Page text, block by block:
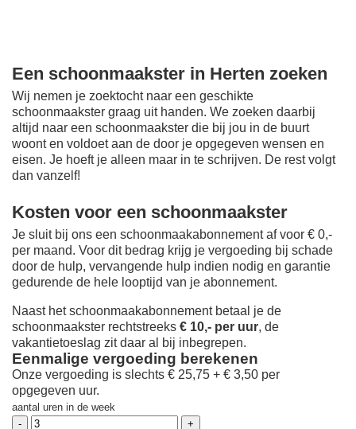
Een schoonmaakster in Herten zoeken
Wij nemen je zoektocht naar een geschikte
schoonmaakster graag uit handen. We zoeken daarbij
altijd naar een schoonmaakster die bij jou in de buurt
woont en voldoet aan de door je opgegeven wensen en
eisen. Je hoeft je alleen maar in te schrijven. De rest volgt
dan vanzelf!
Kosten voor een schoonmaakster
Je sluit bij ons een schoonmaakabonnement af voor € 0,-
per maand. Voor dit bedrag krijg je vergoeding bij schade
door de hulp, vervangende hulp indien nodig en garantie
gedurende de hele looptijd van je abonnement.
Naast het schoonmaakabonnement betaal je de
schoonmaakster rechtstreeks € 10,- per uur, de
vakantietoeslag zit daar al bij inbegrepen.
Eenmalige vergoeding berekenen
Onze vergoeding is slechts € 25,75 + € 3,50 per
opgegeven uur.
aantal uren in de week